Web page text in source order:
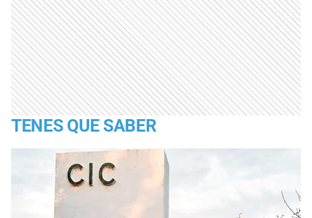
TENES QUE SABER